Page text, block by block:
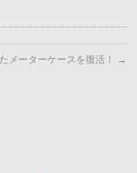
メーターケースを復活！ →